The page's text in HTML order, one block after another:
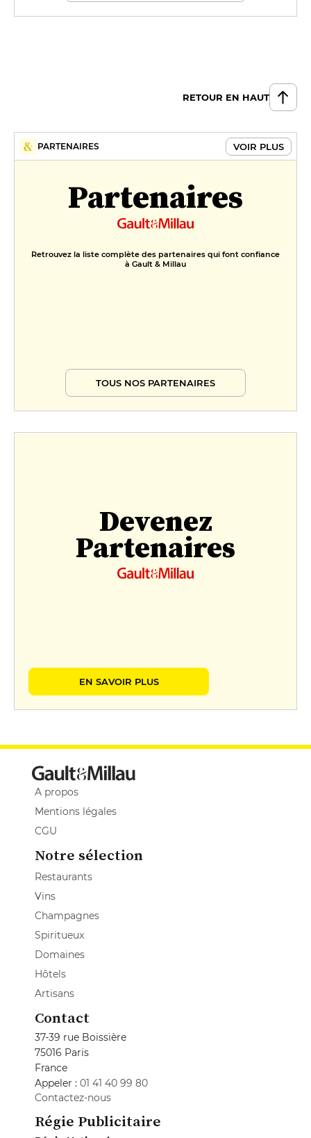
RETOUR EN HAUT
PARTENAIRES VOIR PLUS
Partenaires
Retrouvez la liste complète des partenaires qui font confiance
à Gault & Millau
TOUS NOS PARTENAIRES
Devenez
Partenaires
EN SAVOIR PLUS
A propos
Mentions légales
CGU
Notre sélection
Restaurants
Vins
Champagnes
Spiritueux
Domaines
Hôtels
Artisans
Contact
37-39 rue Boissière
75016 Paris
France
Appeler : 01 41 40 99 80
Contactez-nous
Régie Publicitaire